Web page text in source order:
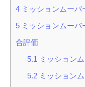
4 ミッションムー
5 ミッションムー
合評価
5.1 ミッション
5.2ミッションム